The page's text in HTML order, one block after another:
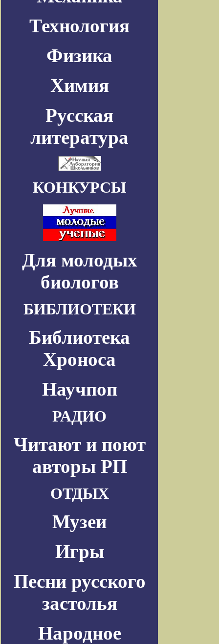
Технология
Физика
Химия
Русская
литература
КОНКУРСЫ
Для молодых
биологов
БИБЛИОТЕКИ
Библиотека
Хроноса
Научпоп
РАДИО
Читают и поют
авторы РП
ОТДЫХ
Музеи
Игры
Песни русского
застолья
Народное